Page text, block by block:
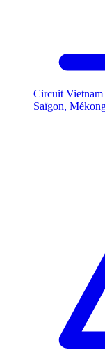
Circuit Vietnam
Saïgon,